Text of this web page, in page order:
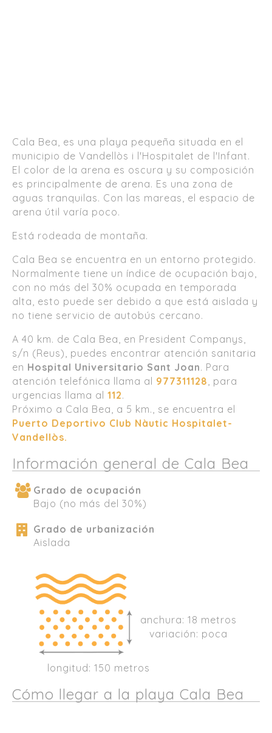
Cala Bea, es una playa pequeña situada en el
municipio de Vandellòs i l'Hospitalet de l'Infant.
El color de la arena es oscura y su composición
es principalmente de arena. Es una zona de
aguas tranquilas. Con las mareas, el espacio de
arena útil varía poco.
Está rodeada de montaña.
Cala Bea se encuentra en un entorno protegido.
Normalmente tiene un índice de ocupación bajo,
con no más del 30% ocupada en temporada
alta, esto puede ser debido a que está aislada y
no tiene servicio de autobús cercano.
A 40 km. de Cala Bea, en President Companys,
s/n (Reus), puedes encontrar atención sanitaria
en Hospital Universitario Sant Joan. Para
atención telefónica llama al 977311128, para
urgencias llama al 112.
Próximo a Cala Bea, a 5 km., se encuentra el
Puerto Deportivo Club Nàutic Hospitalet-
Vandellòs.
Información general de Cala Bea
Grado de ocupación
Bajo (no más del 30%)
Grado de urbanización
Aislada
anchura: 18 metros
variación: poca
longitud: 150 metros
Cómo llegar a la playa Cala Bea